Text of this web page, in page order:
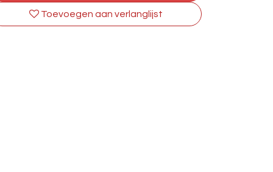
Toevoegen aan verlanglijst